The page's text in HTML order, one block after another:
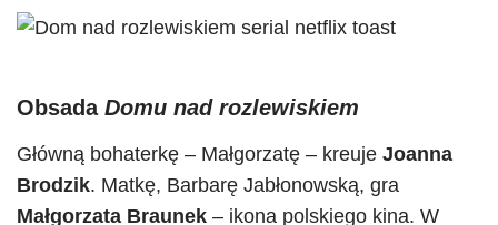
Obsada Domu nad rozlewiskiem
Główną bohaterkę – Małgorzatę – kreuje Joanna
Brodzik. Matkę, Barbarę Jabłonowską, gra
Małgorzata Braunek – ikona polskiego kina. W